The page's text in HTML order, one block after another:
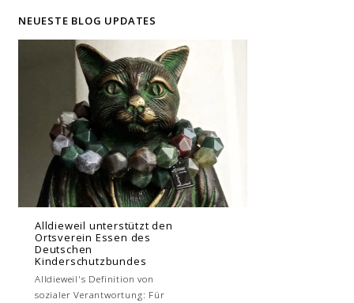
NEUESTE BLOG UPDATES
Alldieweil unterstützt den
Ortsverein Essen des
Deutschen
Kinderschutzbundes
Alldieweil's Definition von
sozialer Verantwortung: Für